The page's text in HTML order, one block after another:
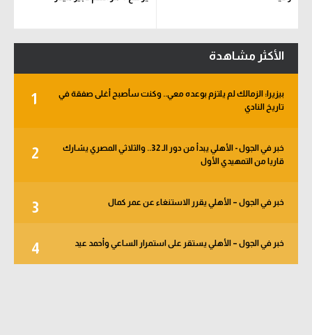
الأكثر مشاهدة
1
بيزيرا: الزمالك لم يلتزم بوعده معي.. وكنت سأصبح أغلى صفقة في
تاريخ النادي
2
خبر في الجول - الأهلي يبدأ من دور الـ 32.. والثلاثي المصري يشارك
قاريا من التمهيدي الأول
3 خبر في الجول – الأهلي يقرر الاستنغاء عن عمر كمال
4 خبر في الجول – الأهلي يستقر على استمرار الساعي وأحمد عيد